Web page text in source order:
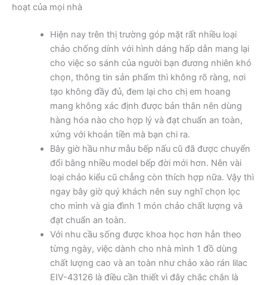
hoạt của mọi nhà
Hiện nay trên thị trường góp mặt rất nhiều loại
chảo chống dính với hình dáng hấp dẫn mang lại
cho việc so sánh của người bạn đương nhiên khó
chọn, thông tin sản phẩm thì không rõ ràng, nơi
tạo không đầy đủ, đem lại cho chị em hoang
mang không xác định được bản thân nên dùng
hàng hóa nào cho hợp lý và đạt chuẩn an toàn,
xứng với khoản tiền mà bạn chi ra.
Bây giờ hầu như mẫu bếp nấu cũ đã được chuyển
đổi bằng nhiều model bếp đời mới hơn. Nên vài
loại chảo kiểu cũ chẳng còn thích hợp nữa. Vậy thì
ngay bây giờ quý khách nên suy nghĩ chọn lọc
cho mình và gia đình 1 món chảo chất lượng và
đạt chuẩn an toàn.
Với nhu cầu sống được khoa học hơn hẳn theo
từng ngày, việc dành cho nhà mình 1 đồ dùng
chất lượng cao và an toàn như chảo xào rán lilac
EIV-43126 là điều cần thiết vì đây chắc chắn là